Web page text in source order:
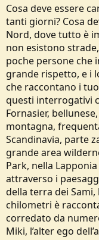
Cosa deve essere
tanti giorni? Cosa
Nord, dove tutto è
non esistono
poche persone che
grande rispetto, e i
che raccontano i
questi interrogativi
Fornasier,
montagna,
Scandinavia, parte
grande area
Park, nella
attraverso i
della terra dei
chilometri è
corredato da
Miki, l’alter ego